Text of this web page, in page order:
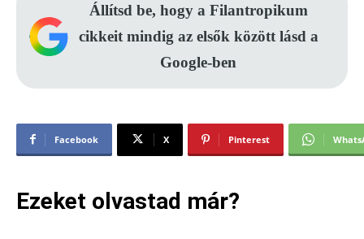
Állítsd be, hogy a Filantropikum
cikkeit mindig az elsők között lásd a
Google-ben
Facebook X Pinterest
Ezeket olvastad már?